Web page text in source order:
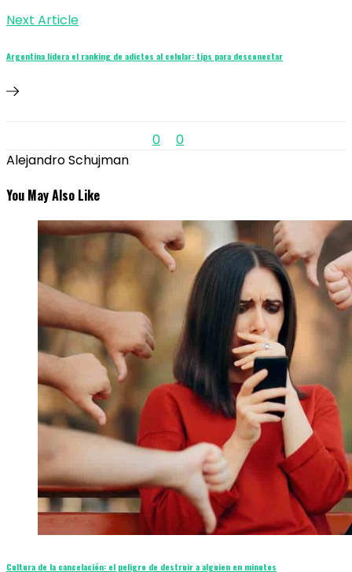
Next Article
Argentina lidera el ranking de adictos al celular: tips para desconectar
0
0
Alejandro Schujman
You May Also Like
Cultura de la cancelación: el peligro de destruir a alguien en minutos